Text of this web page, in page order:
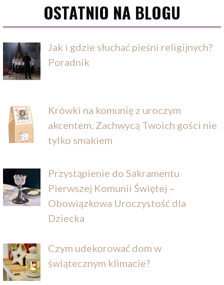
OSTATNIO NA BLOGU
Jak i gdzie słuchać pieśni religijnych?
Poradnik
Krówki na komunię z uroczym
akcentem. Zachwycą Twoich gości nie
tylko smakiem
Przystąpienie do Sakramentu
Pierwszej Komunii Świętej –
Obowiązkowa Uroczystość dla
Dziecka
Czym udekorować dom w
świątecznym klimacie?